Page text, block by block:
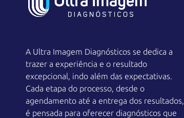
A Ultra Imagem Diagnósticos se dedica a
trazer a experiência e o resultado
excepcional, indo além das expectativas.
Cada etapa do processo, desde o
agendamento até a entrega dos resultados,
é pensada para oferecer diagnósticos que